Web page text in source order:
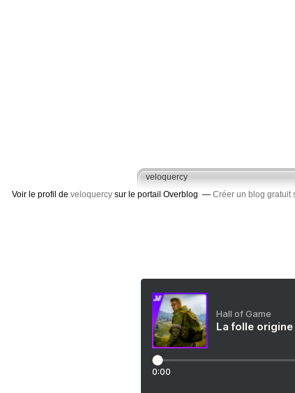
veloquercy
Voir le profil de veloquercy sur le portail Overblog Créer un blog gratuit
Hall of Game
La folle
0:00